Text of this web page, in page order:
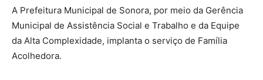
A Prefeitura Municipal de Sonora, por meio da Gerência
Municipal de Assistência Social e Trabalho e da Equipe
da Alta Complexidade, implanta o serviço de Família
Acolhedora.